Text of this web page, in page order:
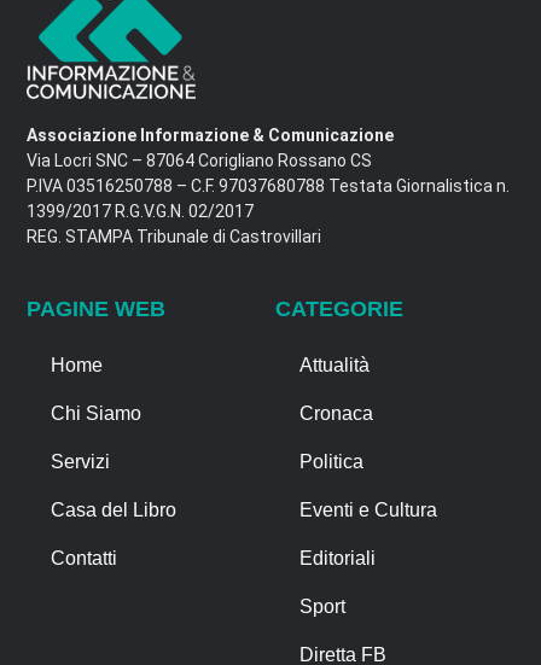
Associazione Informazione & Comunicazione
Via Locri SNC – 87064 Corigliano Rossano CS
P.IVA 03516250788 – C.F. 97037680788 Testata Giornalistica n.
1399/2017 R.G.V.G.N. 02/2017
REG. STAMPA Tribunale di Castrovillari
PAGINE WEB
Home
Chi Siamo
Servizi
Casa del Libro
Contatti
CATEGORIE
Attualità
Cronaca
Politica
Eventi e Cultura
Editoriali
Sport
Diretta FB